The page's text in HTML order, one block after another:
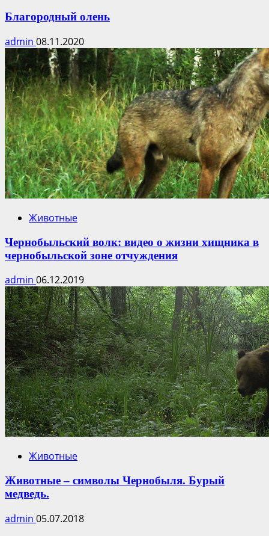
Благородный олень
admin 08.11.2020
Животные
Чернобыльский волк: видео о жизни хищника в
чернобыльской зоне отчуждения
admin 06.12.2019
Животные
Животные – символы Чернобыля. Бурый
медведь.
admin 05.07.2018